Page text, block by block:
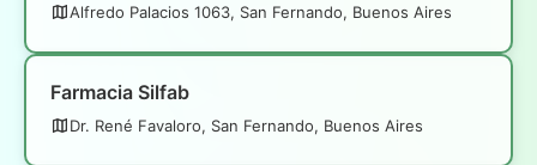
Alfredo Palacios 1063, San Fernando, Buenos Aires
Farmacia Silfab
Dr. René Favaloro, San Fernando, Buenos Aires